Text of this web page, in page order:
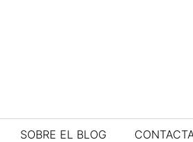
SOBRE EL BLOG